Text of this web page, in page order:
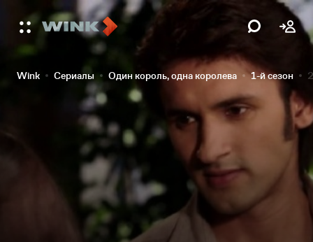
Wink Сериалы Один король, одна королева 1-й сезон